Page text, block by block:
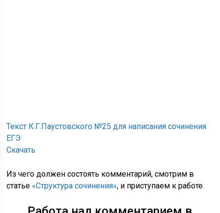
Текст К.Г.Паустовского №25 для написания сочинения
ЕГЭ
Скачать
Из чего должен состоять комментарий, смотрим в
статье «Структура сочинения», и приступаем к работе.